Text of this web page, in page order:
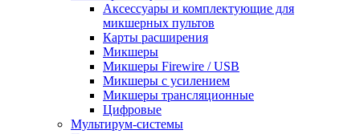
Аксессуары и комплектующие для
микшерных пультов
Карты расширения
Микшеры
Микшеры Firewire / USB
Микшеры с усилением
Микшеры трансляционные
Цифровые
Мультирум-системы